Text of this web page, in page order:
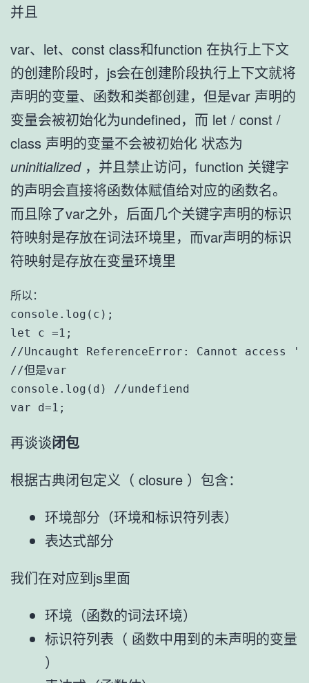
并且
var、let、const class和function 在执行上下文
的创建阶段时，js会在创建阶段执行上下文就将
声明的变量、函数和类都创建，但是var 声明的
变量会被初始化为undefined，而 let / const /
class 声明的变量不会被初始化 状态为
uninitialized，并且禁止访问，function 关键字
的声明会直接将函数体赋值给对应的函数名。
而且除了var之外，后面几个关键字声明的标识
符映射是存放在词法环境里，而var声明的标识
符映射是存放在变量环境里
所以：
console.log(c);
let c =1;
//Uncaught ReferenceError: Cannot
//但是var
console.log(d) //undefiend
再谈谈闭包
根据古典闭包定义（ closure ）包含：
环境部分（环境和标识符列表）
表达式部分
我们在对应到js里面
环境（函数的词法环境）
标识符列表（ 函数中用到的未声明的变量
）